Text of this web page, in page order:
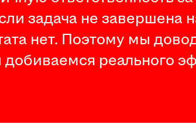
задача не завершена
нет. Поэтому мы
добиваемся реального